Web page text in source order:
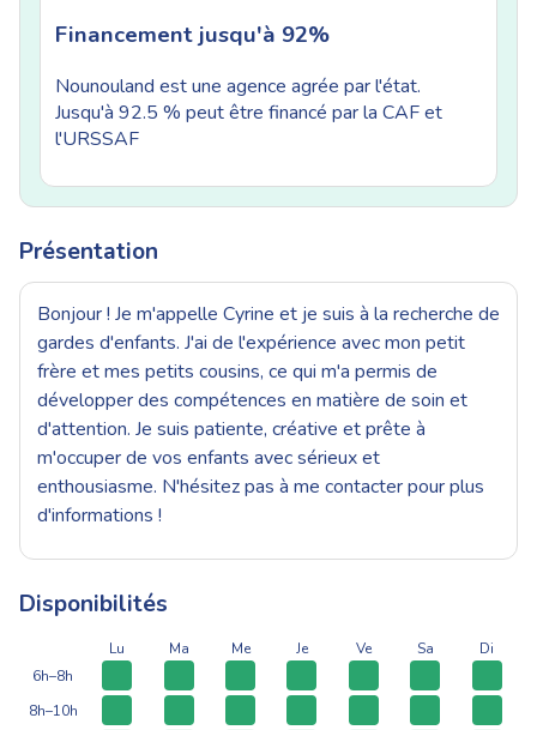
Financement jusqu'à 92%
Nounouland est une agence agrée par l'état.
Jusqu'à 92.5 % peut être financé par la CAF et
l'URSSAF
Présentation
Bonjour ! Je m'appelle Cyrine et je suis à la recherche de
gardes d'enfants. J'ai de l'expérience avec mon petit
frère et mes petits cousins, ce qui m'a permis de
développer des compétences en matière de soin et
d'attention. Je suis patiente, créative et prête à
m'occuper de vos enfants avec sérieux et
enthousiasme. N'hésitez pas à me contacter pour plus
d'informations !
Disponibilités
Lu Ma Me Je Ve Sa
Di
6h–8h
8h–10h